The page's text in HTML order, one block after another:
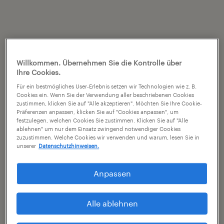
Willkommen. Übernehmen Sie die Kontrolle über
Ihre Cookies.
Für ein bestmögliches User-Erlebnis setzen wir Technologien wie z. B.
Cookies ein. Wenn Sie der Verwendung aller beschriebenen Cookies
zustimmen, klicken Sie auf "Alle akzeptieren". Möchten Sie Ihre Cookie-
Präferenzen anpassen, klicken Sie auf "Cookies anpassen", um
festzulegen, welchen Cookies Sie zustimmen. Klicken Sie auf "Alle
ablehnen" um nur dem Einsatz zwingend notwendiger Cookies
zuzustimmen. Welche Cookies wir verwenden und warum, lesen Sie in
unserer Datenschutzhinweisen.
Anpassen
Alle ablehnen